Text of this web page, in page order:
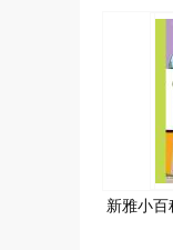
新雅小